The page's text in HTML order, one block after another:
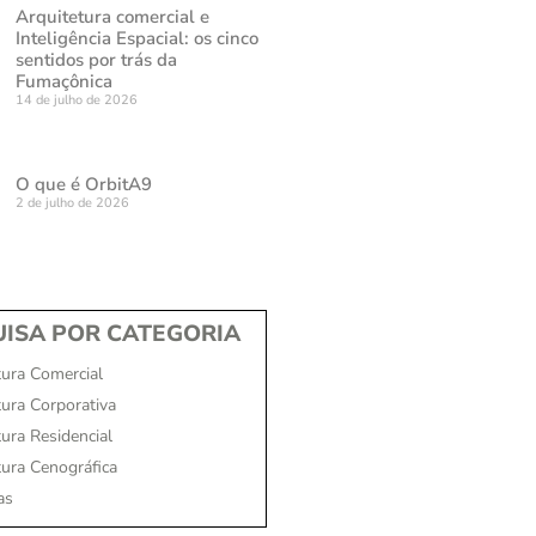
Arquitetura comercial e
Inteligência Espacial: os cinco
sentidos por trás da
Fumaçônica
14 de julho de 2026
O que é OrbitA9
2 de julho de 2026
POR CATEGORIA
Comercial
Corporativa
Residencial
Cenográfica